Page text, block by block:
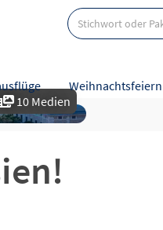
Weihnachtsfeiern
10 Medien